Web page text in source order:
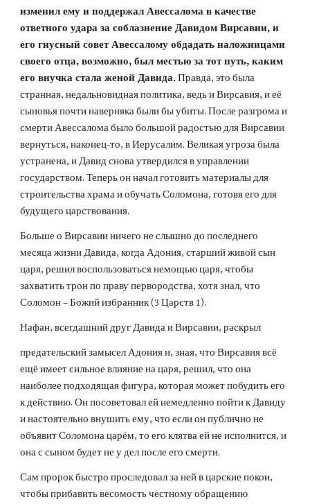
изменил ему и поддержал Авессалома в качестве
ответного удара за соблазнение Давидом Вирсавии, и
его гнусный совет Авессалому обдадать наложницами
своего отца, возможно, был местью за тот путь, каким
его внучка стала женой Давида. Правда, это была
странная, недальновидная политика, ведь и Вирсавия, и её
сыновья почти наверняка были бы убиты. После разгрома и
смерти Авессалома было большой радостью для Вирсавии
вернуться, наконец-то, в Иерусалим. Великая угроза была
устранена, и Давид снова утвердился в управлении
государством. Теперь он начал готовить материалы для
строительства храма и обучать Соломона, готовя его для
будущего царствования.
Больше о Вирсавии ничего не слышно до последнего
месяца жизни Давида, когда Адония, старший живой сын
царя, решил воспользоваться немощью царя, чтобы
захватить трон по праву первородства, хотя знал, что
Соломон – Божий избранник (3 Царств 1).
Нафан, всегдашний друг Давида и Вирсавии, раскрыл
предательский замысел Адония и, зная, что Вирсавия всё
ещё имеет сильное влияние на царя, решил, что она
наиболее подходящая фигура, которая может побудить его
к действию. Он посоветовал ей немедленно пойти к Давиду
и настоятельно внушить ему, что если он публично не
объявит Соломона царём, то его клятва ей не исполнится, и
она с сыном будет не у дел после его смерти.
Сам пророк быстро проследовал за ней в царские покои,
чтобы прибавить весомость честному обращению